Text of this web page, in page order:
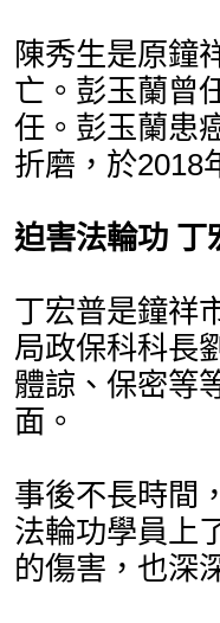
陳秀生是原鐘
亡。彭玉蘭曾
任。彭玉蘭患
折磨，於2018
迫害法輪功 丁
丁宏普是鐘祥
局政保科科長
體諒、保密等
面。
事後不長時間
法輪功學員上
的傷害，也深